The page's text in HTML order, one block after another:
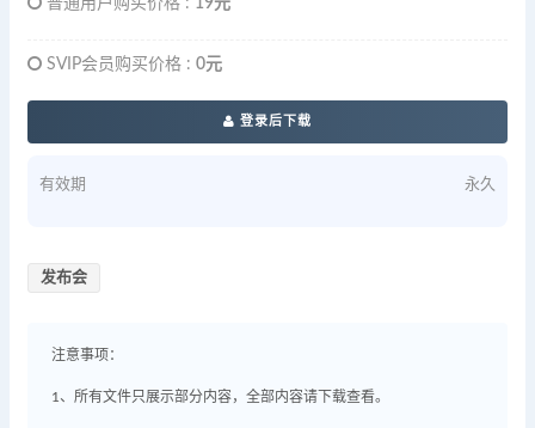
普通用户购买价格 : 19元
SVIP会员购买价格 : 0元
登录后下载
有效期 永久
发布会
注意事项：
1、所有文件只展示部分内容，全部内容请下载查看。